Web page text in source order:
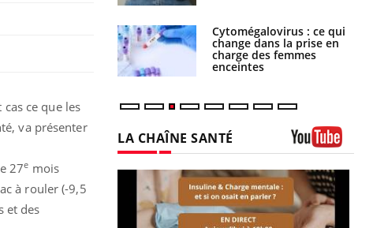
ce que les
va présenter
27e mois
à rouler (-9,5
et des
Cytomégalovirus : ce qui
change dans la prise en
charge des femmes
enceintes
LA CHAÎNE SANTÉ